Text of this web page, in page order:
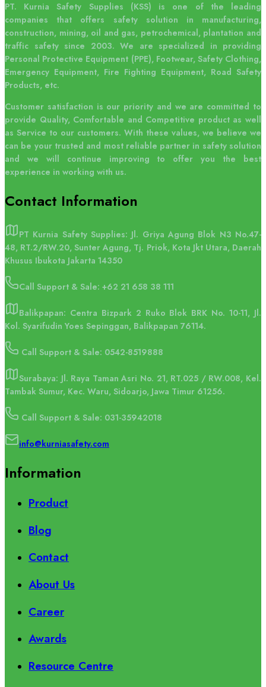
PT. Kurnia Safety Supplies (KSS) is one of the leading
companies that offers safety solution in manufacturing,
construction, mining, oil and gas, petrochemical, plantation and
traffic safety since 2003. We are specialized in providing
Personal Protective Equipment (PPE), Footwear, Safety Clothing,
Emergency Equipment, Fire Fighting Equipment, Road Safety
Products, etc.
Customer satisfaction is our priority and we are committed to
provide Quality, Comfortable and Competitive product as well
as Service to our customers. With these values, we believe we
can be your trusted and most reliable partner in safety solution
and we will continue improving to offer you the best
experience in working with us.
Contact Information
PT Kurnia Safety Supplies: Jl. Griya Agung Blok N3 No.47-
48, RT.2/RW.20, Sunter Agung, Tj. Priok, Kota Jkt Utara, Daerah
Khusus Ibukota Jakarta 14350
Call Support & Sale: +62 21 658 38 111
Balikpapan: Centra Bizpark 2 Ruko Blok BRK No. 10-11, Jl.
Kol. Syarifudin Yoes Sepinggan, Balikpapan 76114.
Call Support & Sale: 0542-8519888
Surabaya: Jl. Raya Taman Asri No. 21, RT.025 / RW.008, Kel.
Tambak Sumur, Kec. Waru, Sidoarjo, Jawa Timur 61256.
Call Support & Sale: 031-35942018
info@kurniasafety.com
Information
Product
Blog
Contact
About Us
Career
Awards
Resource Centre